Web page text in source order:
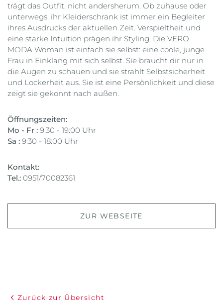
trägt das Outfit, nicht andersherum. Ob zuhause oder
unterwegs, ihr Kleiderschrank ist immer ein Begleiter
ihres Ausdrucks der aktuellen Zeit. Verspieltheit und
eine starke Intuition prägen ihr Styling. Die VERO
MODA Woman ist einfach sie selbst: eine coole, junge
Frau in Einklang mit sich selbst. Sie braucht dir nur in
die Augen zu schauen und sie strahlt Selbstsicherheit
und Lockerheit aus. Sie ist eine Persönlichkeit und diese
zeigt sie gekonnt nach außen.
Öffnungszeiten:
Mo - Fr : 9:30 - 19:00 Uhr
Sa : 9:30 - 18:00 Uhr
Kontakt:
Tel.: 0951/70082361
ZUR WEBSEITE
Zurück zur Übersicht